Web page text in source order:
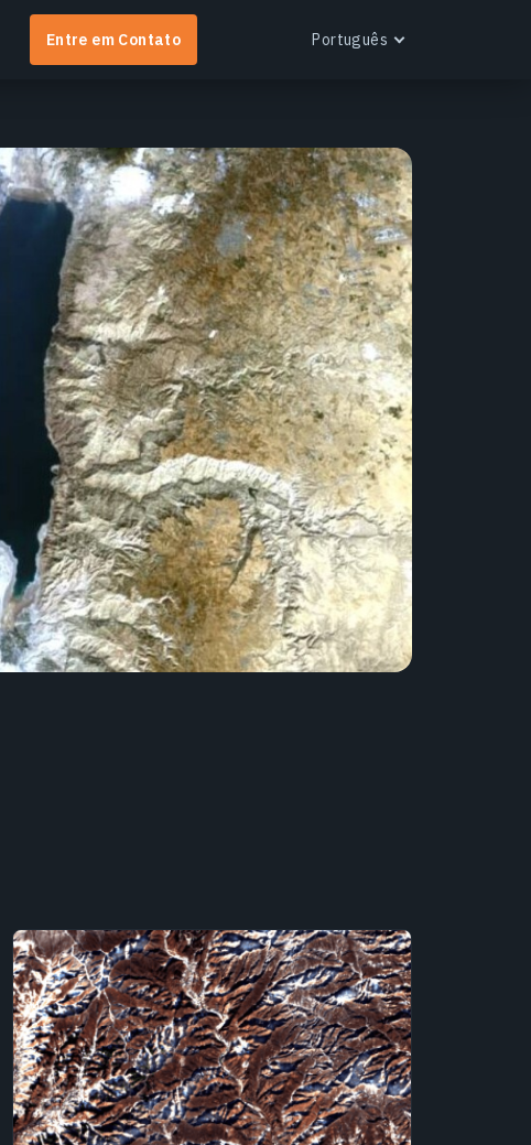
EOS RayVision
Obtenha relatórios analíticos personalizados com
visualização avançada para qualquer setor.
Saiba mais
Entre em Contato Português
Português
Français
Українська
Русский